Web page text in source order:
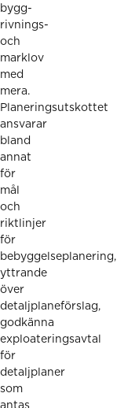
bygg-
rivnings-
och
marklov
med
mera.
Planeringsutskottet
ansvarar
bland
annat
för
mål
och
riktlinjer
för
bebyggelseplanering,
yttrande
över
detaljplaneförslag,
godkänna
exploateringsavtal
för
detaljplaner
som